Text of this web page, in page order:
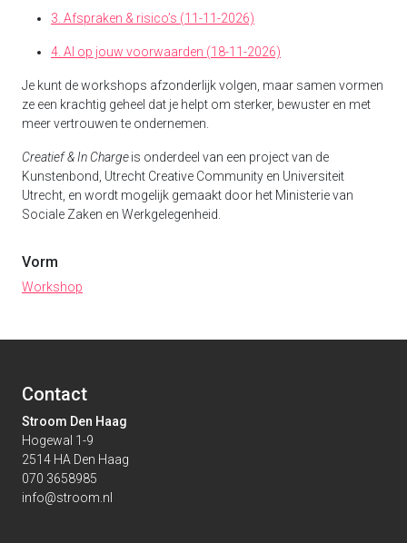
3. Afspraken & risico’s (11-11-2026)
4. AI op jouw voorwaarden (18-11-2026)
Je kunt de workshops afzonderlijk volgen, maar samen vormen
ze een krachtig geheel dat je helpt om sterker, bewuster en met
meer vertrouwen te ondernemen.
Creatief & In Chargeis onderdeel van een project van de
Kunstenbond, Utrecht Creative Community en Universiteit
Utrecht, en wordt mogelijk gemaakt door het Ministerie van
Sociale Zaken en Werkgelegenheid.
Vorm
Workshop
Contact
Stroom Den Haag
Hogewal 1-9
2514 HA Den Haag
070 3658985
info@stroom.nl